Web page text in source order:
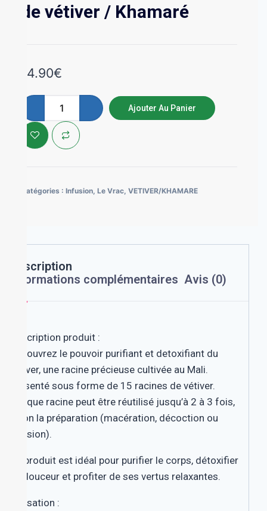
de vétiver / Khamaré
14.90€
Ajouter Au Panier
Catégories : Infusion, Le Vrac, VETIVER/KHAMARE
Description
Informations complémentaires Avis (0)
Description produit :
Découvrez le pouvoir purifiant et detoxifiant du
vétiver, une racine précieuse cultivée au Mali.
Présenté sous forme de 15 racines de vétiver.
Chaque racine peut être réutilisé jusqu’à 2 à 3 fois,
selon la préparation (macération, décoction ou
infusion).
Ce produit est idéal pour purifier le corps, détoxifier
en douceur et profiter de ses vertus relaxantes.
Utilisation :